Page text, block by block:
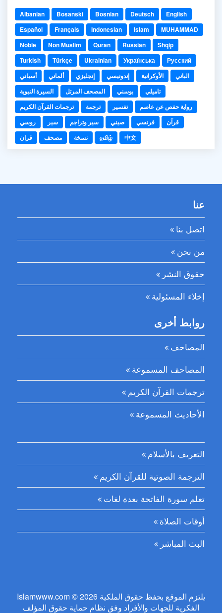
Albanian Bosanski Bosnian Deutsch
English
Español
Français Indonesian Islam
MUHAMMAD
Noble
Non Muslim Quran Russian
Shqip
Turkish
Türkçe Ukrainian Українська
Русский
أسباني
ألماني إنجليزي إندونيسي الأوكرانية
الباني
السيرة النبوية
المصحف المرتل بوسني
تاميلي
ترجمات القرآن الكريم
ترجمة تفسير
رواية حفص عن عاصم
روسي
سير سير وتراجم صيني فرنسي
قرآن
قران
مصحف نسخة தமிழ் 中文
عنا
اتصل بنا
من نحن
حقوق النشر
إخلاء المسئولية
روابط أخرى
المصاحف
المصاحف المسموعة
ترجمات القرآن الكريم
الأحاديث المسموعة
التعريف بالأسلام
الترجمة الصوتية للقرآن الكريم
تعلم سورة الفاتحة بعدة لغات
أوقات الصلاة
البث المباشر
Islamwww.com © 2026 يلتزم الموقع بحفظ حقوق الملكية
الفكرية للجهات والأفراد وفق نظام حماية حقوق المؤلف